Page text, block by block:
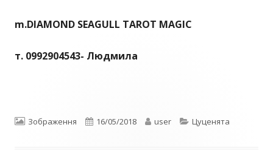
m.DIAMOND SEAGULL TAROT MAGIC
т. 0992904543- Людмила
Формат
Зображення Опубліковано
16/05/2018 Автор
user Категорії
Цуценята